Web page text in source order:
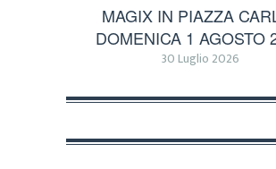
MAGIX IN PIAZZA
DOMENICA 1 AGOSTO
30 Luglio 2026